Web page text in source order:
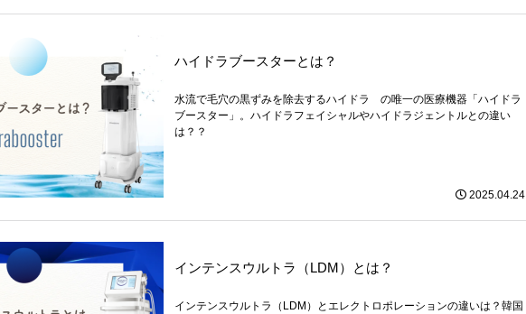
ハイドラブースターとは？
水流で毛穴の黒ずみを除去するハイドラ の唯一の医療機器「ハイドラ
ブースター」。ハイドラフェイシャルやハイドラジェントルとの違い
は？？
2025.04.24
インテンスウルトラ（LDM）とは？
インテンスウルトラ（LDM）とエレクトロポレーションの違いは？韓国